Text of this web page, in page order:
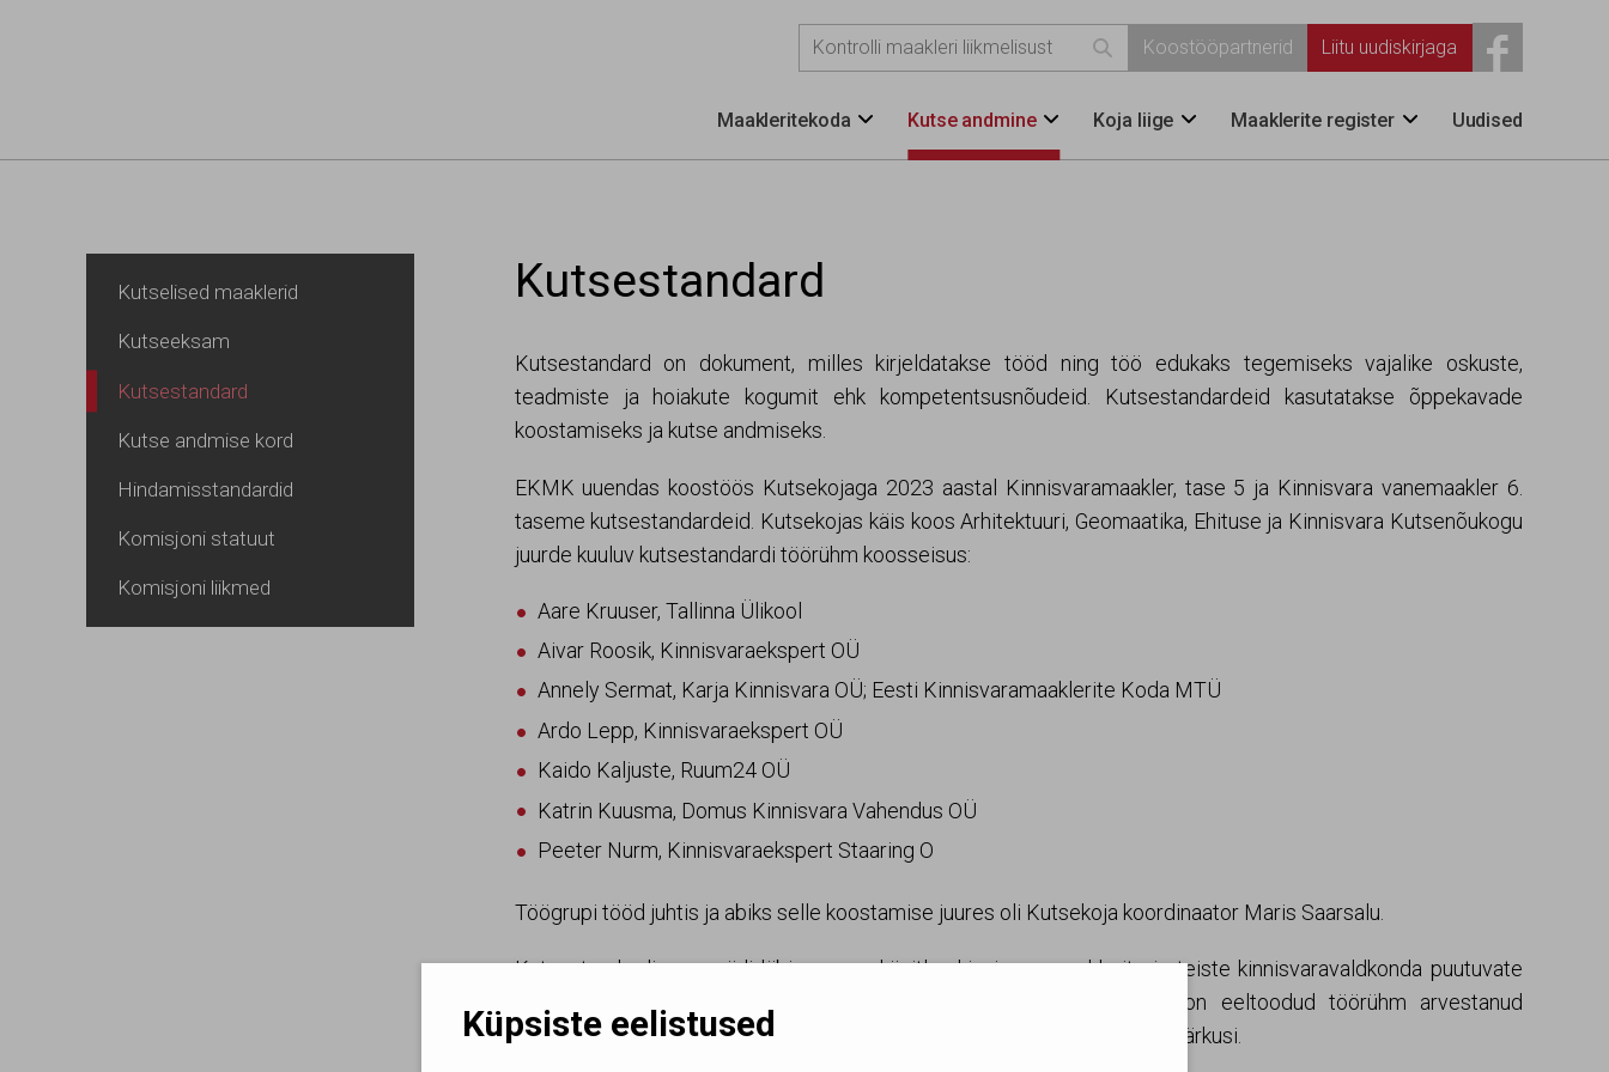
Koostööpartnerid Liitu uudiskirjaga 
Maakleritekoda  Kutse andmine  Koja liige  Maaklerite register  Uudised
Kutselised maaklerid
Kutseeksam
Kutsestandard
Kutse andmise kord
Hindamisstandardid
Komisjoni statuut
Komisjoni liikmed
Kutsestandard
Kutsestandard on dokument, milles kirjeldatakse tööd ning töö edukaks tegemiseks vajalike oskuste,
teadmiste ja hoiakute kogumit ehk kompetentsusnõudeid. Kutsestandardeid kasutatakse õppekavade
koostamiseks ja kutse andmiseks.
EKMK uuendas koostöös Kutsekojaga 2023 aastal Kinnisvaramaakler, tase 5 ja Kinnisvara vanemaakler 6.
taseme kutsestandardeid. Kutsekojas käis koos Arhitektuuri, Geomaatika, Ehituse ja Kinnisvara Kutsenõukogu
juurde kuuluv kutsestandardi töörühm koosseisus:
Aare Kruuser, Tallinna Ülikool
Aivar Roosik, Kinnisvaraekspert OÜ
Annely Sermat, Karja Kinnisvara OÜ; Eesti Kinnisvaramaaklerite Koda MTÜ
Ardo Lepp, Kinnisvaraekspert OÜ
Kaido Kaljuste, Ruum24 OÜ
Katrin Kuusma, Domus Kinnisvara Vahendus OÜ
Peeter Nurm, Kinnisvaraekspert Staaring O
Töögrupi tööd juhtis ja abiks selle koostamise juures oli Kutsekoja koordinaator Maris Saarsalu.
Kutsestandardi osas viidi läbi arvamusküsitlus kinnisvaramaaklerite ja teiste kinnisvaravaldkonda puutuvate
institutsioonide vahel. Kutsestandardi lõppredaktsiooni koostamisel on eeltoodud töörühm arvestanud
kutsestandardi kavandi kohta arvamusküsitlusel tehtud ettepanekuid ja märkusi.
Küpsiste eelistused